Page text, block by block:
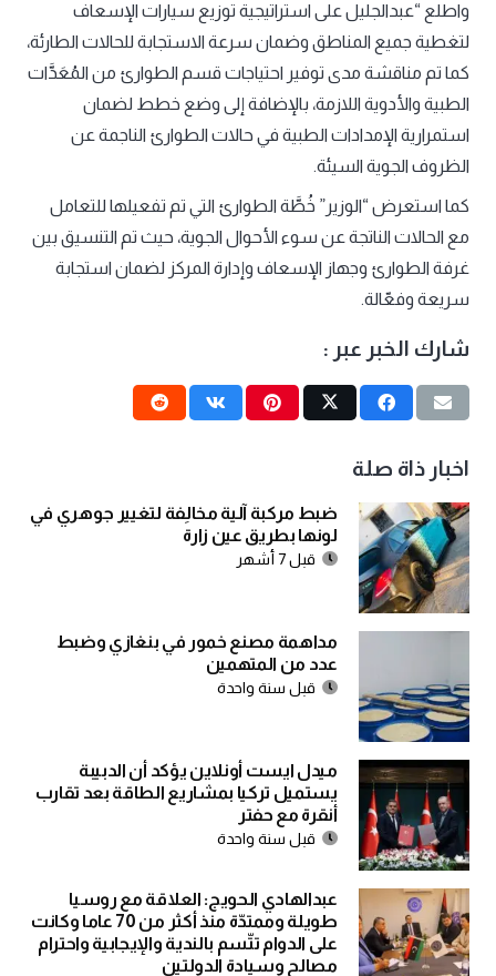
واطلع “عبدالجليل على استراتيجية توزيع سيارات الإسعاف
لتغطية جميع المناطق وضمان سرعة الاستجابة للحالات الطارئة،
كما تم مناقشة مدى توفير احتياجات قسم الطوارئ من المُعَدَّات
الطبية والأدوية اللازمة، بالإضافة إلى وضع خطط لضمان
استمرارية الإمدادات الطبية في حالات الطوارئ الناجمة عن
الظروف الجوية السيئة.
كما استعرض “الوزير” خُطَّة الطوارئ التي تم تفعيلها للتعامل
مع الحالات الناتجة عن سوء الأحوال الجوية، حيث تم التنسيق بين
غرفة الطوارئ وجهاز الإسعاف وإدارة المركز لضمان استجابة
سريعة وفعّالة.
شارك الخبر عبر :
اخبار ذاة صلة
ضبط مركبة آلية مخالِفة لتغيير جوهري في
لونها بطريق عين زارة
قبل 7 أشهر
مداهمة مصنع خمور في بنغازي وضبط
عدد من المتهمين
قبل سنة واحدة
ميدل ايست أونلاين يؤكد أن الدبيبة
يستميل تركيا بمشاريع الطاقة بعد تقارب
أنقرة مع حفتر
قبل سنة واحدة
عبدالهادي الحويج: العلاقة مع روسيا
طويلة وممتدّة منذ أكثر من 70 عاما وكانت
على الدوام تتّسم بالندية والإيجابية واحترام
مصالح وسيادة الدولتين